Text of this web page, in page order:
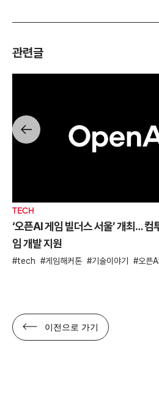
관련글
TECH
‘오픈AI 게임 빌더스 서울’ 개최… 컴
임 개발 지원
tech 게임해커톤 기술이야기 오픈AI
이전으로 가기